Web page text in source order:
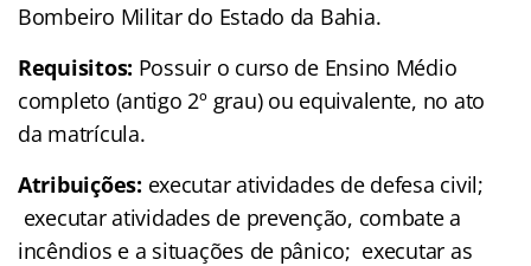
Bombeiro Militar do Estado da Bahia.
Requisitos: Possuir o curso de Ensino Médio
completo (antigo 2º grau) ou equivalente, no ato
da matrícula.
Atribuições: executar atividades de defesa civil;
executar atividades de prevenção, combate a
incêndios e a situações de pânico; executar as